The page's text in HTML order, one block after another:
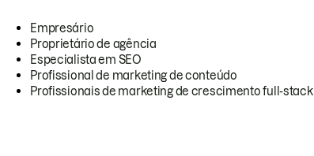
Empresário
Proprietário de agência
Especialista em SEO
Profissional de marketing de conteúdo
Profissionais de marketing de crescimento full-stack